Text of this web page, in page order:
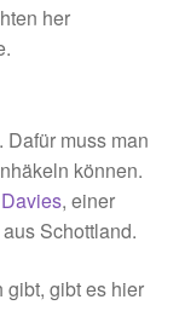
her
muss man
können.
, einer
Schottland.
gibt, gibt es hier